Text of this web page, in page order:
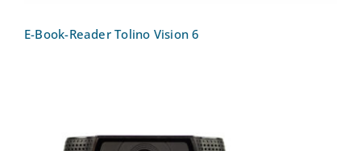
E-Book-Reader Tolino Vision 6